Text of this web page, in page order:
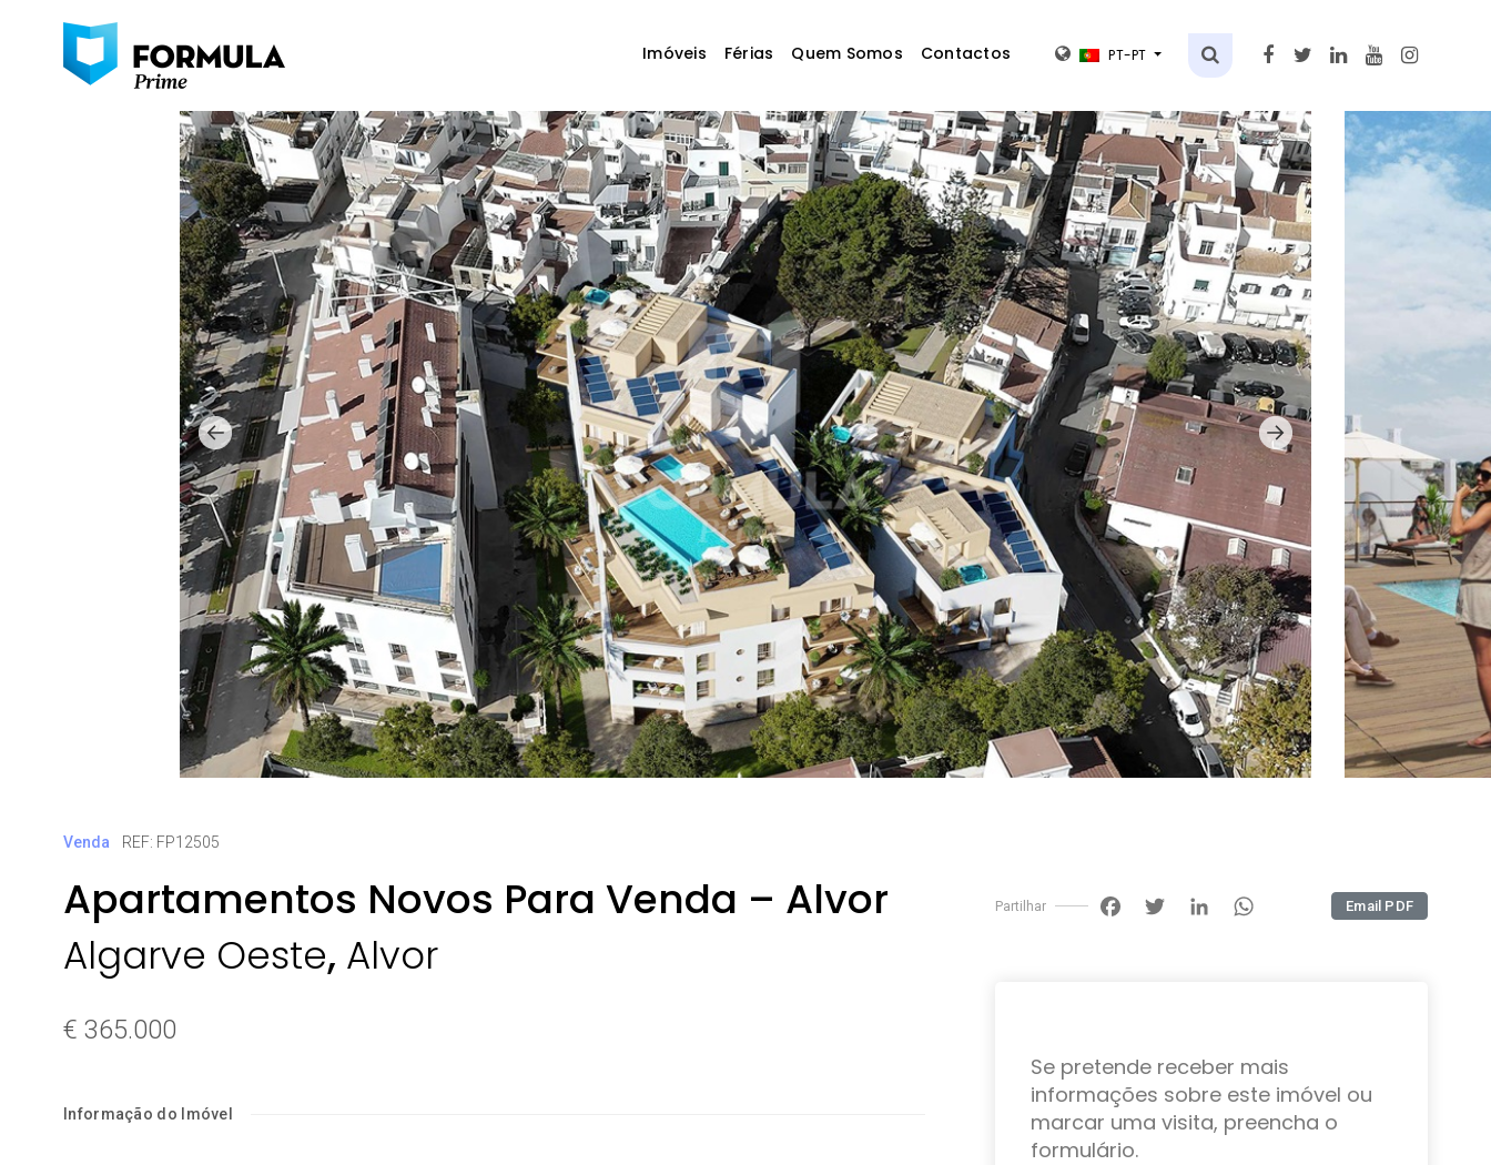
Imóveis Férias Quem Somos Contactos PT-PT
Venda REF: FP12505
Apartamentos Novos Para Venda – Alvor
Algarve Oeste, Alvor
€ 365.000
Informação do Imóvel
PartilharFacebook
Twitter
LinkedIn
WhatsApp Email PDF
Se pretende receber mais
informações sobre este imóvel ou
marcar uma visita, preencha o
formulário.